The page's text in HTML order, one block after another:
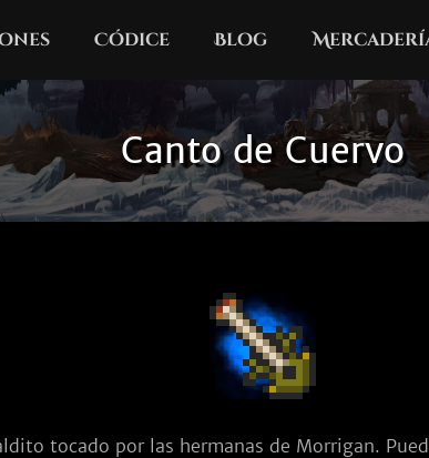
Códice Blog
Canto de Cuervo
tocado por las hermanas de Morrigan.